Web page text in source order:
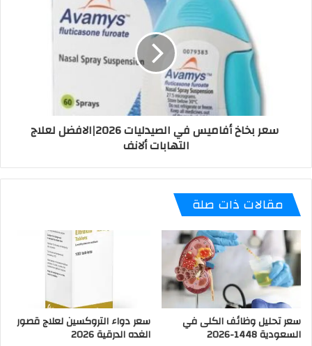
سعر بخاخ أفاميس في الصيدليات 2026|الافضل لعلاج
التهابات ألانف
مقالات ذات صلة
سعر تحليل وظائف الكلى في
السعودية 1448-2026
سعر دواء التروكسين لعلاج قصور
الغده الدرقية 2026